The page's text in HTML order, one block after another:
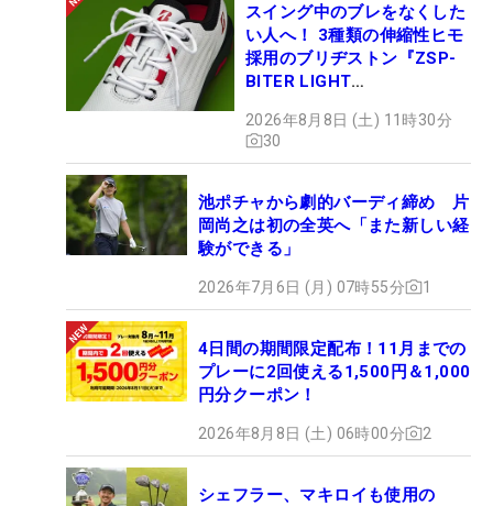
スイング中のブレをなくした
い人へ！ 3種類の伸縮性ヒモ
採用のブリヂストン『ZSP-
BITER LIGHT
ュー
2026年8月8日 (土) 11時30分
30
池ポチャから劇的バーディ締め 片
岡尚之は初の全英へ「また新しい経
験ができる」
2026年7月6日 (月) 07時55分 1
4日間の期間限定配布！11月までの
プレーに2回使える1,500円＆1,000
円分クーポン！
2026年8月8日 (土) 06時00分 2
シェフラー、マキロイも使用の